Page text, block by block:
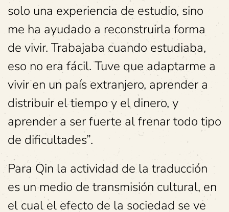
solo una experiencia de estudio, sino
me ha ayudado a reconstruirla forma
de vivir. Trabajaba cuando estudiaba,
eso no era fácil. Tuve que adaptarme a
vivir en un país extranjero, aprender a
distribuir el tiempo y el dinero, y
aprender a ser fuerte al frenar todo tipo
de dificultades”.
Para Qin la actividad de la traducción
es un medio de transmisión cultural, en
el cual el efecto de la sociedad se ve